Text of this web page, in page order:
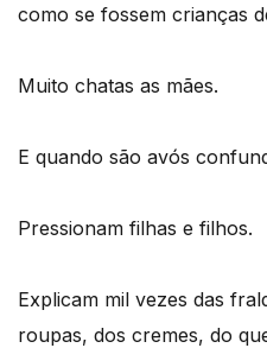
como se fossem crianças
Muito chatas as mães.
E quando são avós
Pressionam filhas e filhos.
Explicam mil vezes das
roupas, dos cremes, do